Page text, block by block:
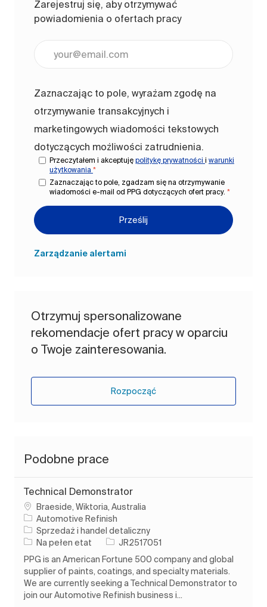
Zarejestruj się, aby otrzymywać
powiadomienia o ofertach pracy
Zaznaczając to pole, wyrażam zgodę na
otrzymywanie transakcyjnych i
marketingowych wiadomości tekstowych
dotyczących możliwości zatrudnienia.
Przeczytałem i akceptuję politykę prywatności i warunki
użytkowania *
Zaznaczając to pole, zgadzam się na otrzymywanie
wiadomości e-mail od PPG dotyczących ofert pracy. *
Prześlij
Zarządzanie alertami
Otrzymuj spersonalizowane
rekomendacje ofert pracy w oparciu
o Twoje zainteresowania.
Rozpocząć
Podobne prace
Technical Demonstrator
Lokalizacja
Braeside, Wiktoria, Australia
Automotive Refinish
Kategoria
Sprzedaż i handel detaliczny
Rodzaj pracy
Na pełen etat Identyfikator zadania
JR2517051
PPG is an American Fortune 500 company and global
supplier of paints, coatings, and specialty materials.
We are currently seeking a Technical Demonstrator to
join our Automotive Refinish business i...